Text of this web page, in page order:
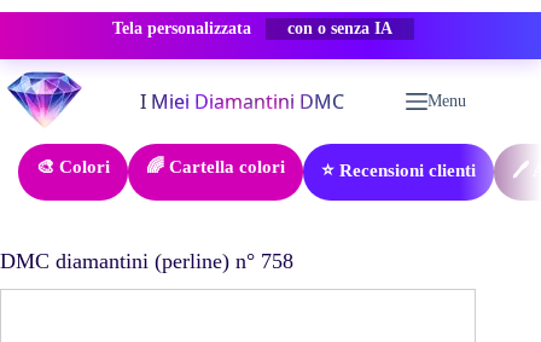
Tela personalizzata -50% SCONTO
Salta
al
contenuto
Menu
🎨 Colori 🌈 Cartella colori ⭐ Recensioni clienti 🖊️
DMC diamantini (perline) n° 758